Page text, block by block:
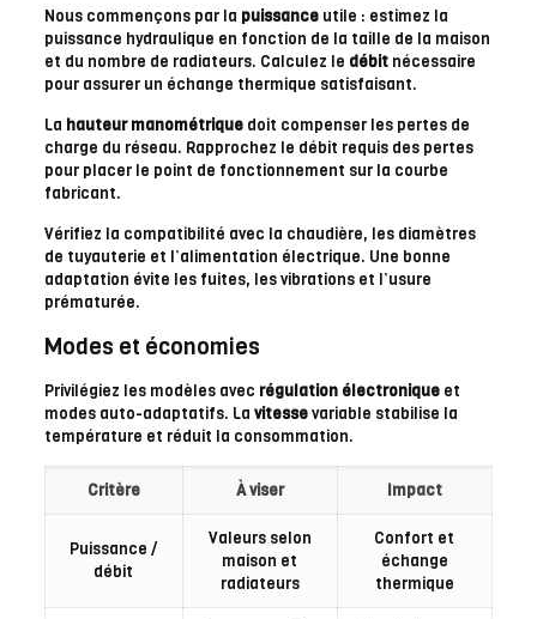
Nous commençons par la puissanceutile : estimez la
puissance hydraulique en fonction de la taille de la maison
et du nombre de radiateurs. Calculez le débitnécessaire
pour assurer un échange thermique satisfaisant.
La hauteur manométriquedoit compenser les pertes de
charge du réseau. Rapprochez le débit requis des pertes
pour placer le point de fonctionnement sur la courbe
fabricant.
Vérifiez la compatibilité avec la chaudière, les diamètres
de tuyauterie et l’alimentation électrique. Une bonne
adaptation évite les fuites, les vibrations et l’usure
prématurée.
Modes et économies
Privilégiez les modèles avec régulation électroniqueet
modes auto-adaptatifs. La vitessevariable stabilise la
température et réduit la consommation.
Critère À viser Impact
Puissance /
débit
Valeurs selon
maison et
radiateurs
Confort et
échange
thermique